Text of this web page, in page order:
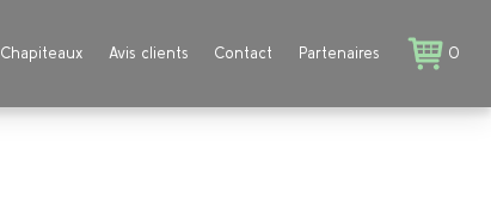
Chapiteaux Avis clients Contact Partenaires 0